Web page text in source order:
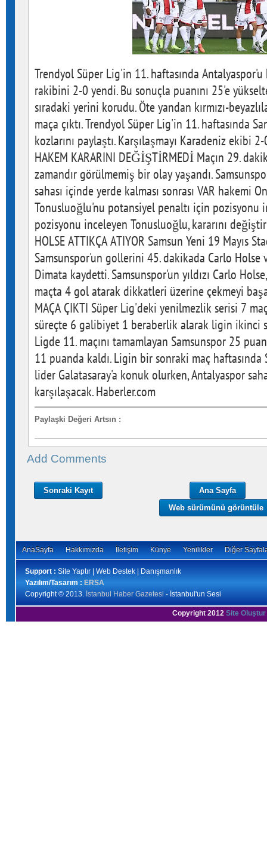
Trendyol Süper Lig'in 11. haftasında
rakibini 2-0 yendi. Bu sonuçla puanını 25'e
sıradaki yerini korudu. Öte yandan kırmızı-
maça çıktı. Trendyol Süper Lig'in 11. haftasında
kozlarını paylaştı. Karşılaşmayı Karadeniz ekibi
HAKEM KARARINI DEĞİŞTİRMEDİ Maçın 29.
zamandır görülmemiş bir olay yaşandı.
sahası içinde yerde kalması sonrası VAR hakemi
Tonusluoğlu'nu potansiyel penaltı için pozisyonu
pozisyonu inceleyen Tonusluoğlu, kararını
HOLSE ATTIKÇA ATIYOR Samsun Yeni 19 Mayıs
Samsunspor'un gollerini 45. dakikada Carlo Holse
Dimata kaydetti. Samsunspor'un yıldızı Carlo
maçta 4 gol atarak dikkatleri üzerine çekmeyi
MAÇA ÇIKTI Süper Lig'deki yenilmezlik serisi 7
süreçte 6 galibiyet 1 beraberlik alarak ligin ikinci
Ligde 11. maçını tamamlayan Samsunspor 25
11 puanda kaldı. Ligin bir sonraki maç haftasında
lider Galatasaray'a konuk olurken, Antalyaspor
karşılaşacak. Haberler.com
Paylaşki Değeri Artsın :
Add Comments
Sonraki Kayıt
Ana Sayfa
Web sürümünü görüntüle
AnaSayfa Hakkımızda İletişim Künye Yenilikler Diğer
Support : Site Yaptır | Web Destek | Danışmanlık
Yazılım/Tasarım : ERSA
Copyright © 2013. İstanbul Haber Gazetesi - İstanbul'un Sesi
Copyright 2012 Site Oluştur